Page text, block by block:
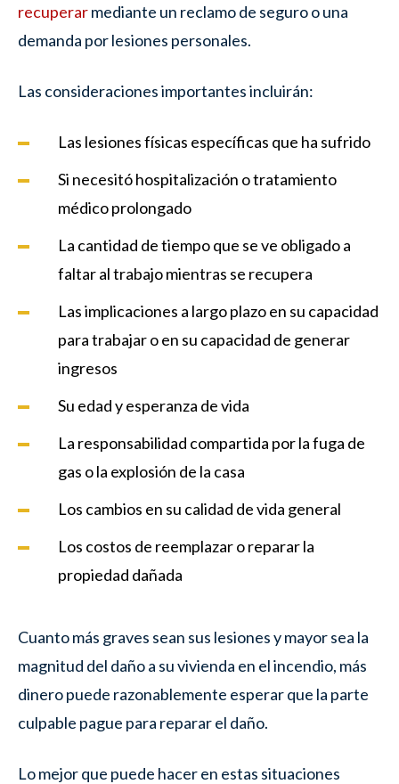
recuperarmediante un reclamo de seguro o una
demanda por lesiones personales.
Las consideraciones importantes incluirán:
Las lesiones físicas específicas que ha sufrido
Si necesitó hospitalización o tratamiento
médico prolongado
La cantidad de tiempo que se ve obligado a
faltar al trabajo mientras se recupera
Las implicaciones a largo plazo en su capacidad
para trabajar o en su capacidad de generar
ingresos
Su edad y esperanza de vida
La responsabilidad compartida por la fuga de
gas o la explosión de la casa
Los cambios en su calidad de vida general
Los costos de reemplazar o reparar la
propiedad dañada
Cuanto más graves sean sus lesiones y mayor sea la
magnitud del daño a su vivienda en el incendio, más
dinero puede razonablemente esperar que la parte
culpable pague para reparar el daño.
Lo mejor que puede hacer en estas situaciones